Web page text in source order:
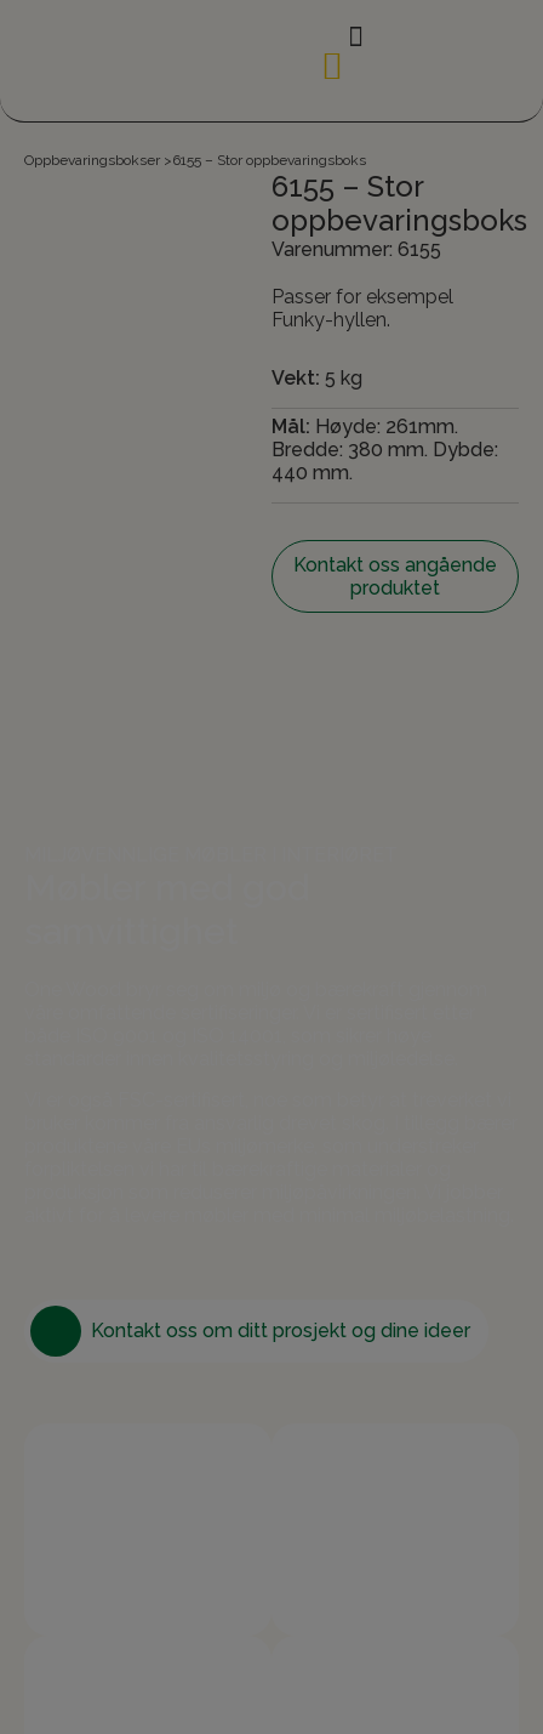
Oppbevaringsbokser >6155 – Stor oppbevaringsboks
6155 – Stor
oppbevaringsboks
Varenummer: 6155
Passer for eksempel
Funky-hyllen.
Vekt: 5 kg
Mål: Høyde: 261mm.
Bredde: 380 mm. Dybde:
440 mm.
Kontakt oss angående
produktet
Kontakt oss om ditt prosjekt og dine ideer